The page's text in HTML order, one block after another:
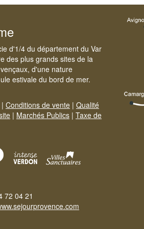
d'1/4 du département du Var
des plus grands sites de la
d'une nature
estivale du bord de mer.
| Conditions de vente | Qualité
| Marchés Publics | Taxe de
72 04 21